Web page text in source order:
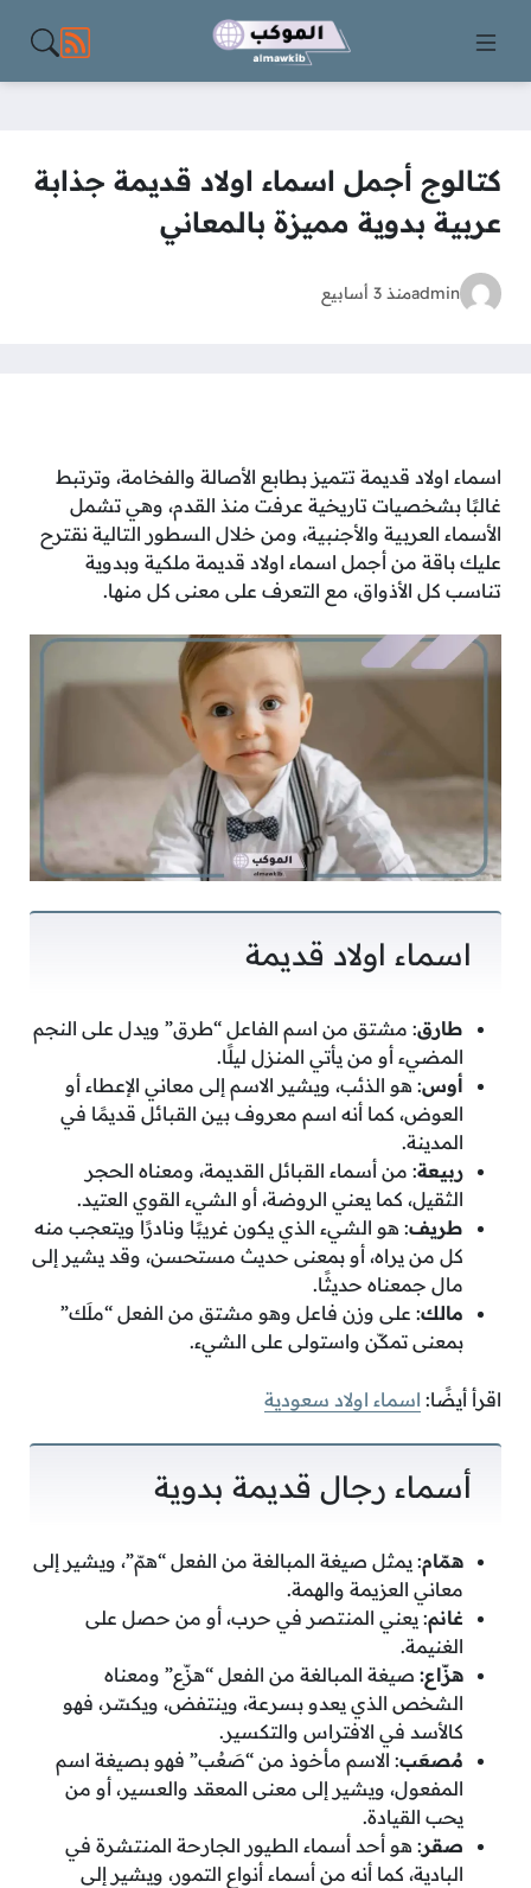
مواقع
كتالوج أجمل اسماء اولاد قديمة جذابة
عربية بدوية مميزة بالمعاني
adminمنذ 3 أسابيع
اسماء اولاد قديمة تتميز بطابع الأصالة والفخامة، وترتبط
غالبًا بشخصيات تاريخية عرفت منذ القدم، وهي تشمل
الأسماء العربية والأجنبية، ومن خلال السطور التالية نقترح
عليك باقة من أجمل اسماء اولاد قديمة ملكية وبدوية
تناسب كل الأذواق، مع التعرف على معنى كل منها.
اسماء اولاد قديمة
طارق: مشتق من اسم الفاعل “طرق” ويدل على النجم
المضيء أو من يأتي المنزل ليلًا.
أوس: هو الذئب، ويشير الاسم إلى معاني الإعطاء أو
العوض، كما أنه اسم معروف بين القبائل قديمًا في
المدينة.
ربيعة: من أسماء القبائل القديمة، ومعناه الحجر
الثقيل، كما يعني الروضة، أو الشيء القوي العتيد.
طريف: هو الشيء الذي يكون غريبًا ونادرًا ويتعجب منه
كل من يراه، أو بمعنى حديث مستحسن، وقد يشير إلى
مال جمعناه حديثًا.
مالك: على وزن فاعل وهو مشتق من الفعل “ملَك”
بمعنى تمكّن واستولى على الشيء.
اقرأ أيضًا: اسماء اولاد سعودية
أسماء رجال قديمة بدوية
همّام: يمثل صيغة المبالغة من الفعل “همّ”، ويشير إلى
معاني العزيمة والهمة.
غانم: يعني المنتصر في حرب، أو من حصل على
الغنيمة.
هزّاع: صيغة المبالغة من الفعل “هزّع” ومعناه
الشخص الذي يعدو بسرعة، وينتفض، ويكسّر، فهو
كالأسد في الافتراس والتكسير.
مُصعَب: الاسم مأخوذ من “صَعُب” فهو بصيغة اسم
المفعول، ويشير إلى معنى المعقد والعسير، أو من
يحب القيادة.
صقر: هو أحد أسماء الطيور الجارحة المنتشرة في
البادية، كما أنه من أسماء أنواع التمور، ويشير إلى